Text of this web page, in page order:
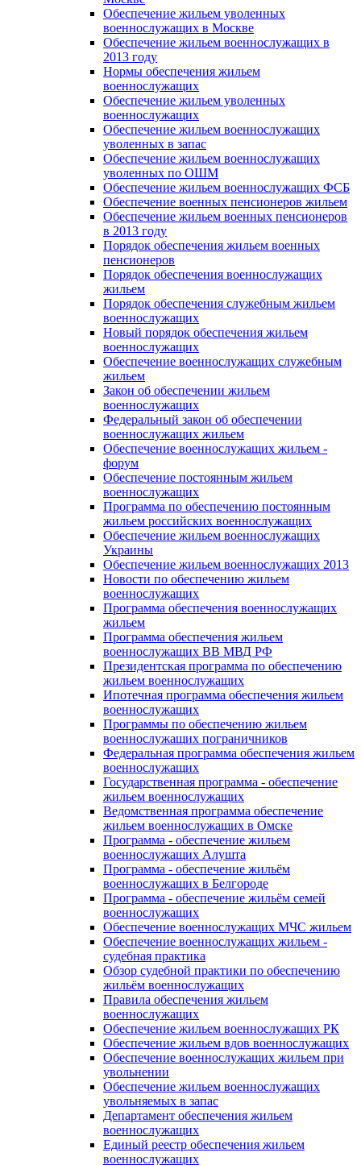
Обеспечение жильем уволенных
военнослужащих в Москве
Обеспечение жильем военнослужащих в
2013 году
Нормы обеспечения жильем
военнослужащих
Обеспечение жильем уволенных
военнослужащих
Обеспечение жильем военнослужащих
уволенных в запас
Обеспечение жильем военнослужащих
уволенных по ОШМ
Обеспечение жильем военнослужащих ФСБ
Обеспечение военных пенсионеров жильем
Обеспечение жильем военных пенсионеров
в 2013 году
Порядок обеспечения жильем военных
пенсионеров
Порядок обеспечения военнослужащих
жильем
Порядок обеспечения служебным жильем
военнослужащих
Новый порядок обеспечения жильем
военнослужащих
Обеспечение военнослужащих служебным
жильем
Закон об обеспечении жильем
военнослужащих
Федеральный закон об обеспечении
военнослужащих жильем
Обеспечение военнослужащих жильем -
форум
Обеспечение постоянным жильем
военнослужащих
Программа по обеспечению постоянным
жильем российских военнослужащих
Обеспечение жильем военнослужащих
Украины
Обеспечение жильем военнослужащих 2013
Новости по обеспечению жильем
военнослужащих
Программа обеспечения военнослужащих
жильем
Программа обеспечения жильем
военнослужащих ВВ МВД РФ
Президентская программа по обеспечению
жильем военнослужащих
Ипотечная программа обеспечения жильем
военнослужащих
Программы по обеспечению жильем
военнослужащих пограничников
Федеральная программа обеспечения жильем
военнослужащих
Государственная программа - обеспечение
жильем военнослужащих
Ведомственная программа обеспечение
жильем военнослужащих в Омске
Программа - обеспечение жильем
военнослужащих Алушта
Программа - обеспечение жильём
военнослужащих в Белгороде
Программа - обеспечение жильём семей
военнослужащих
Обеспечение военнослужащих МЧС жильем
Обеспечение военнослужащих жильем -
судебная практика
Обзор судебной практики по обеспечению
жильём военнослужащих
Правила обеспечения жильем
военнослужащих
Обеспечение жильем военнослужащих РК
Обеспечение жильем вдов военнослужащих
Обеспечение военнослужащих жильем при
увольнении
Обеспечение жильем военнослужащих
увольняемых в запас
Департамент обеспечения жильем
военнослужащих
Единый реестр обеспечения жильем
военнослужащих